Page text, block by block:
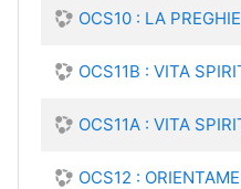
OCS10 : LA
OCS11B : VITA
OCS11A : VITA
OCS12 :